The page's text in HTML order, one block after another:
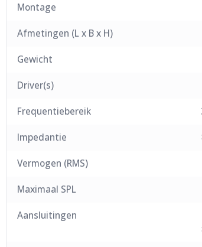
Montage
Afmetingen (L x B x H)
Gewicht
Driver(s)
Frequentiebereik
Impedantie
Vermogen (RMS)
Maximaal SPL
Aansluitingen